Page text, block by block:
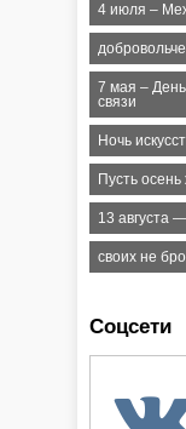
4 июля –
7 мая –
связи
Ночь
Пусть
13 августа
своих не
Соцсети